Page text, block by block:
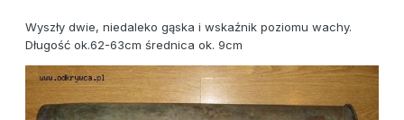
Wyszły dwie, niedaleko gąska i wskaźnik poziomu wachy.
Długość ok.62-63cm średnica ok. 9cm